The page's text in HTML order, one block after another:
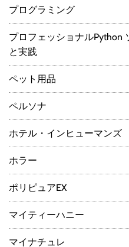
プログラミング
プロフェッショナルPython
と実践
ペット用品
ペルソナ
ホテル・インヒューマンズ
ホラー
ポリピュアEX
マイティーハニー
マイナチュレ